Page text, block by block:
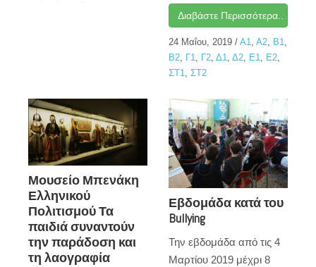
Διαβάστε Περισσότερα..
24 Μαΐου, 2019 / Α1, Α2, Β1,
Β2, Γ1, Γ2, Δ1, Δ2, Ε1, Ε2,
ΣΤ1, ΣΤ2
Μουσείο Μπενάκη
Ελληνικού
Πολιτισμού Τα
παιδιά συναντούν
την παράδοση και
τη λαογραφία
Εβδομάδα κατά του
Bullying
Την εβδομάδα από τις 4
Μαρτίου 2019 μέχρι 8